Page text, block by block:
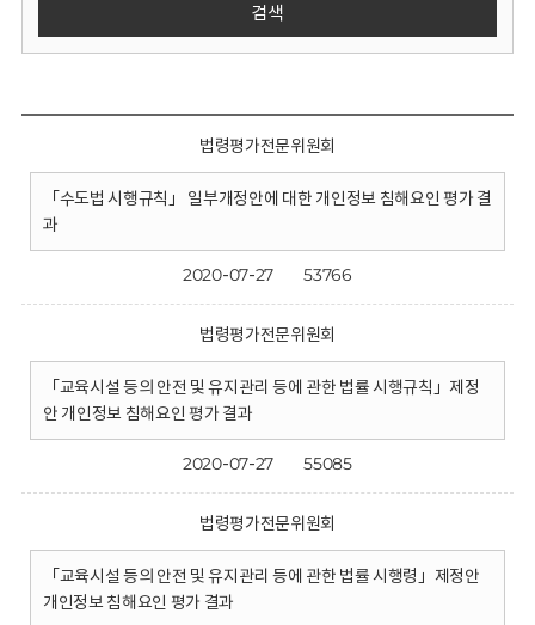
검색
법령평가전문위원회
「수도법 시행규칙」 일부개정안에 대한 개인정보 침해요인 평가 결
과
2020-07-27 53766
법령평가전문위원회
「교육시설 등의 안전 및 유지관리 등에 관한 법률 시행규칙」제정
안 개인정보 침해요인 평가 결과
2020-07-27 55085
법령평가전문위원회
「교육시설 등의 안전 및 유지관리 등에 관한 법률 시행령」제정안
개인정보 침해요인 평가 결과